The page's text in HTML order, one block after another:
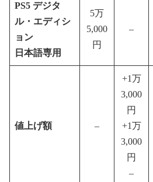
PS5 デジタ
ル・エディシ
ョン
日本語専用
5万
5,000
円
–
値上げ額 –
+1万
3,000
円
+1万
3,000
円
–